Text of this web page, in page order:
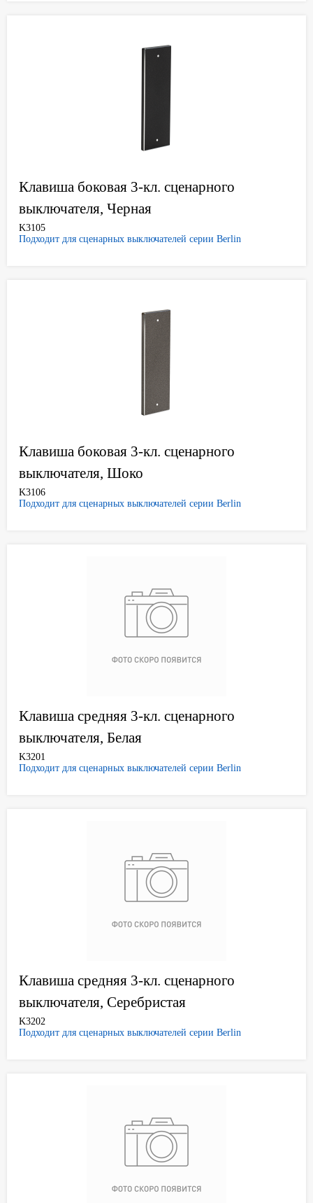
Клавиша боковая 3-кл. сценарного
выключателя, Черная
K3105
Подходит для сценарных выключателей серии Berlin
Клавиша боковая 3-кл. сценарного
выключателя, Шоко
K3106
Подходит для сценарных выключателей серии Berlin
Клавиша средняя 3-кл. сценарного
выключателя, Белая
K3201
Подходит для сценарных выключателей серии Berlin
Клавиша средняя 3-кл. сценарного
выключателя, Серебристая
K3202
Подходит для сценарных выключателей серии Berlin